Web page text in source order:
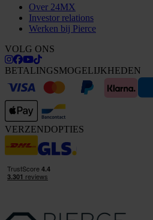
Over 24MX
Investor relations
Werken bij Pierce
VOLG ONS
BETALINGSMOGELIJKHEDEN
VERZENDOPTIES